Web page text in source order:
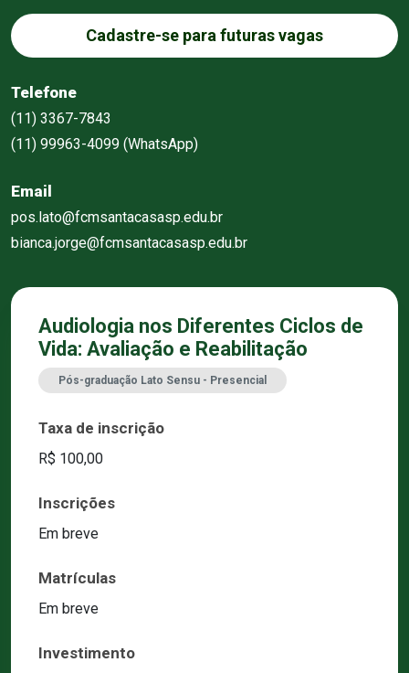
Cadastre-se para futuras vagas
Telefone
(11) 3367-7843
(11) 99963-4099 (WhatsApp)
Email
pos.lato@fcmsantacasasp.edu.br
bianca.jorge@fcmsantacasasp.edu.br
Audiologia nos Diferentes Ciclos de
Vida: Avaliação e Reabilitação
Pós-graduação Lato Sensu - Presencial
Taxa de inscrição
R$ 100,00
Inscrições
Em breve
Matrículas
Em breve
Investimento